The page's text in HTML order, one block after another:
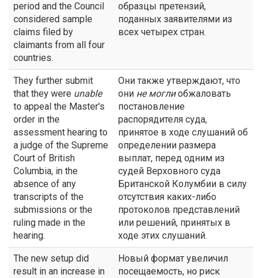
period and the Council
considered sample
claims filed by
claimants from all four
countries.
образцы претензий,
поданных заявителями из
всех четырех стран.
They further submit
that they were unable
to appeal the Master's
order in the
assessment hearing to
a judge of the Supreme
Court of British
Columbia, in the
absence of any
transcripts of the
submissions or the
ruling made in the
hearing.
Они также утверждают, что
они немоглиобжаловать
постановление
распорядителя суда,
принятое в ходе слушаний об
определении размера
выплат, перед одним из
судей Верховного суда
Британской Колумбии в силу
отсутствия каких-либо
протоколов представлений
или решений, принятых в
ходе этих слушаний.
The new setup did
result in an increase in
Новый формат увеличил
посещаемость, но риск